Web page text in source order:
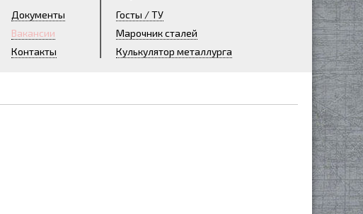
Документы
Вакансии
Контакты
Госты / ТУ
Марочник сталей
Кулькулятор металлурга